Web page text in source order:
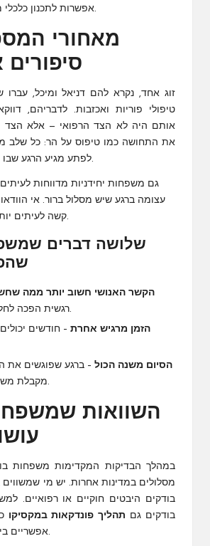
אפשרות לתכנון כלכלי מדויק יחסית.
מאחורי
סיפורים
זוג אחד, נקרא להם דניאל ומיכל, עברו
טיפולי פוריות ואכזבות. לדבריהם,
אותם היה לא הצד הרפואי — אלא הצד
את התחושה כמו טיפוס על הר: כל שלב
לפתע מגיע הרגע שבו רואים את הפסגה.
גם משפחות יחידניות מדווחות
עצומה ברגע שיש מסלול ברור. אי
קשה לעיתים יותר מהתהליך עצמו.
שלושה דברים
הקשר האנושי חשוב יותר ממה
רגשית הפכה לחלק משמעותי.
הזמן מרגיש אחרת – חודשים
הסיום משנה הכול – ברגע שפוגשים את
מקבלת משמעות אחרת.
השוואות
במהלך הבדיקות המקדימות משפחות
מסלולים במדינות אחרות. יש מי שמשווים
בודקים היבטים חוקיים או רפואיים.
בודקים גם תהליך פונדקאות במקסיקו
אפשריים בין אפשרויות שונות.